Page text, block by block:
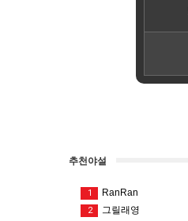
추천야설
1 RanRan
2 그릴래영